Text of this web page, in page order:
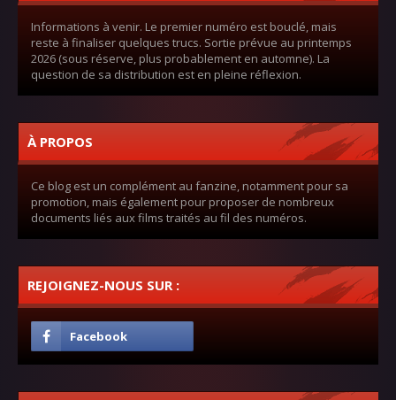
Informations à venir. Le premier numéro est bouclé, mais
reste à finaliser quelques trucs. Sortie prévue au printemps
2026 (sous réserve, plus probablement en automne). La
question de sa distribution est en pleine réflexion.
À PROPOS
Ce blog est un complément au fanzine, notamment pour sa
promotion, mais également pour proposer de nombreux
documents liés aux films traités au fil des numéros.
REJOIGNEZ-NOUS SUR :